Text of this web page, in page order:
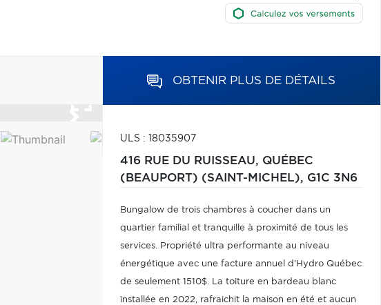
OBTENIR PLUS DE DÉTAILS
ULS : 18035907
416 RUE DU RUISSEAU, QUÉBEC
(BEAUPORT) (SAINT-MICHEL), G1C 3N6
Bungalow de trois chambres à coucher dans un
quartier familial et tranquille à proximité de tous les
services. Propriété ultra performante au niveau
énergétique avec une facture annuel d'Hydro Québec
de seulement 1510$. La toiture en bardeau blanc
installée en 2022, rafraichit la maison en été et aucun